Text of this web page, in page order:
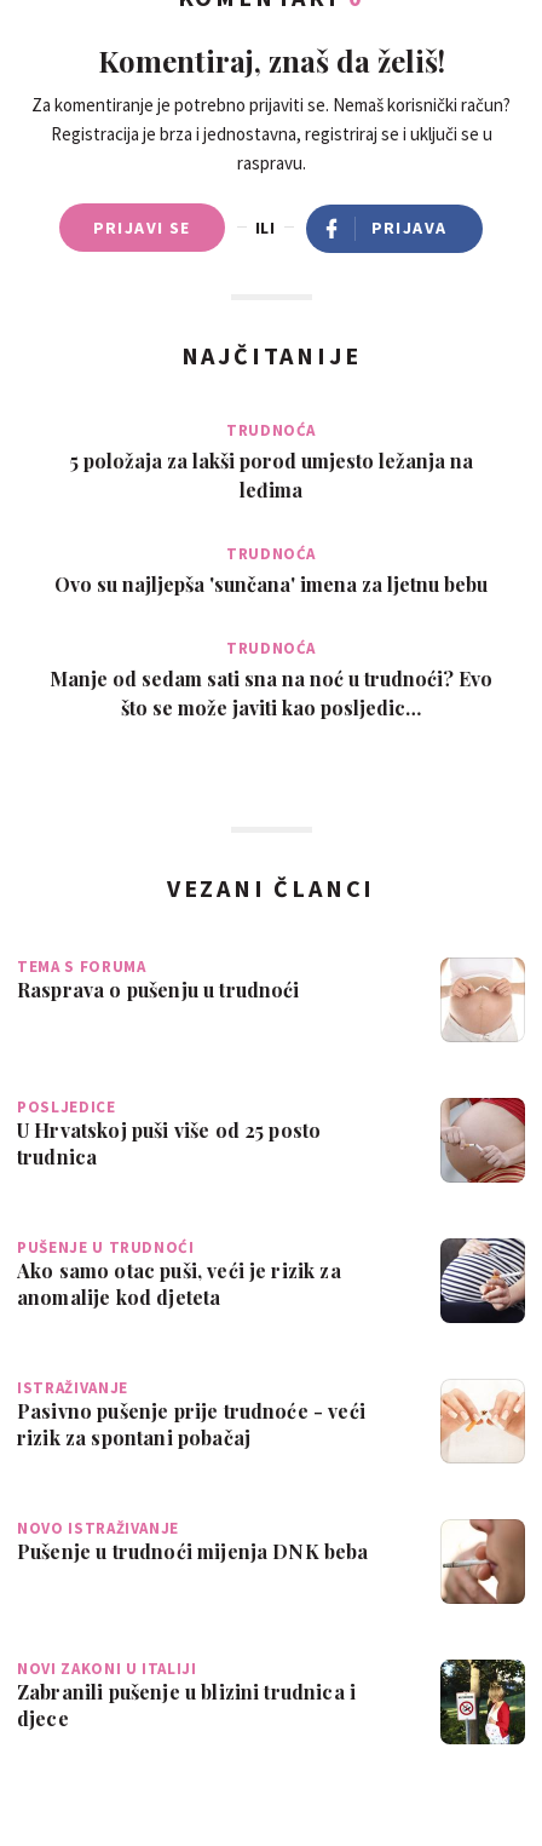
Komentiraj, znaš da želiš!
Za komentiranje je potrebno prijaviti se. Nemaš korisnički račun?
Registracija je brza i jednostavna, registriraj se i uključi se u
raspravu.
PRIJAVI SE ILI PRIJAVA
NAJČITANIJE
TRUDNOĆA
5 položaja za lakši porod umjesto ležanja na
leđima
TRUDNOĆA
Ovo su najljepša 'sunčana' imena za ljetnu bebu
TRUDNOĆA
Manje od sedam sati sna na noć u trudnoći? Evo
što se može javiti kao posljedic…
VEZANI ČLANCI
TEMA S FORUMA
Rasprava o pušenju u trudnoći
POSLJEDICE
U Hrvatskoj puši više od 25 posto
trudnica
PUŠENJE U TRUDNOĆI
Ako samo otac puši, veći je rizik za
anomalije kod djeteta
ISTRAŽIVANJE
Pasivno pušenje prije trudnoće - veći
rizik za spontani pobačaj
NOVO ISTRAŽIVANJE
Pušenje u trudnoći mijenja DNK beba
NOVI ZAKONI U ITALIJI
Zabranili pušenje u blizini trudnica i
djece